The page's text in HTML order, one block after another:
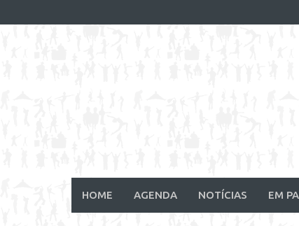
to
HOME AGENDA NOTÍCIAS EM